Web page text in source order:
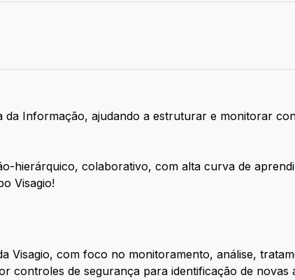
Informação, ajudando a estruturar e monitorar
hierárquico, colaborativo, com alta curva de
Visagio!
Visagio, com foco no monitoramento, análise,
controles de segurança para identificação de novas